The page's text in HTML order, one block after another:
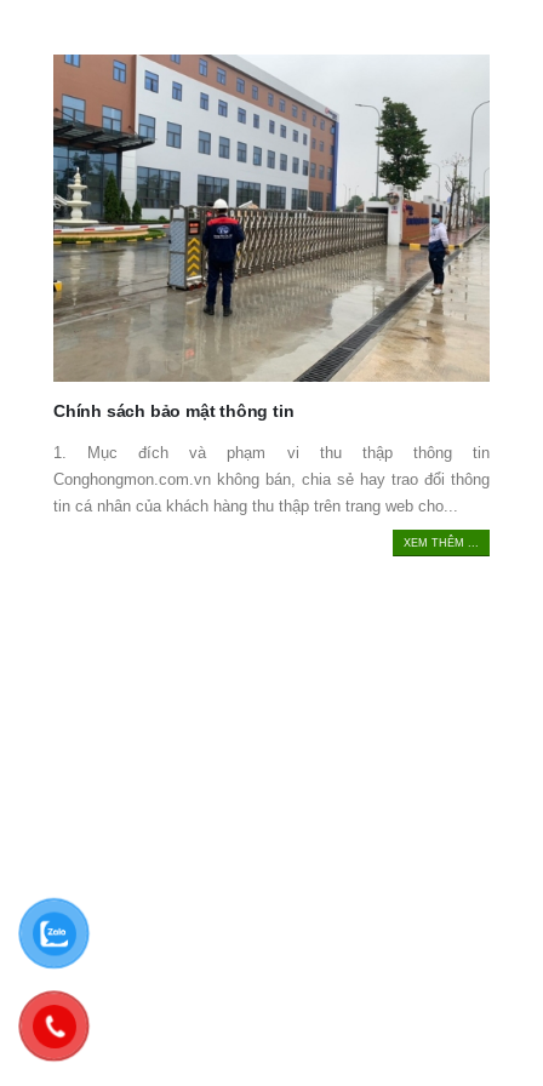
Chính sách bảo mật thông tin
1. Mục đích và phạm vi thu thập thông tin
Conghongmon.com.vn không bán, chia sẻ hay trao đổi thông
tin cá nhân của khách hàng thu thập trên trang web cho...
XEM THÊM ...